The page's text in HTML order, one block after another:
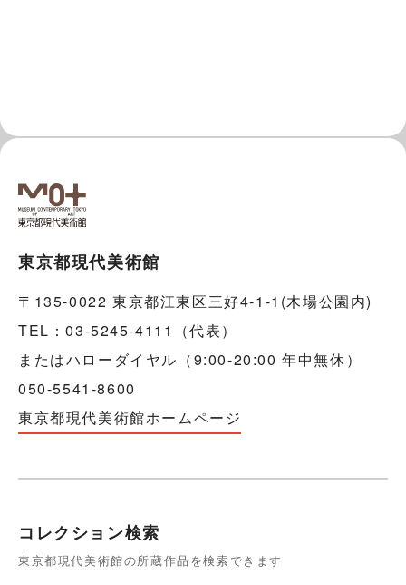
東京都現代美術館
〒135-0022 東京都江東区三好4-1-1(木場公園内)
TEL：03-5245-4111（代表）
またはハローダイヤル（9:00-20:00 年中無休）
050-5541-8600
東京都現代美術館ホームページ
コレクション検索
東京都現代美術館の所蔵作品を検索できます